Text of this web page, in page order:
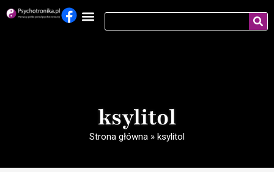
ksylitol
Strona główna » ksylitol